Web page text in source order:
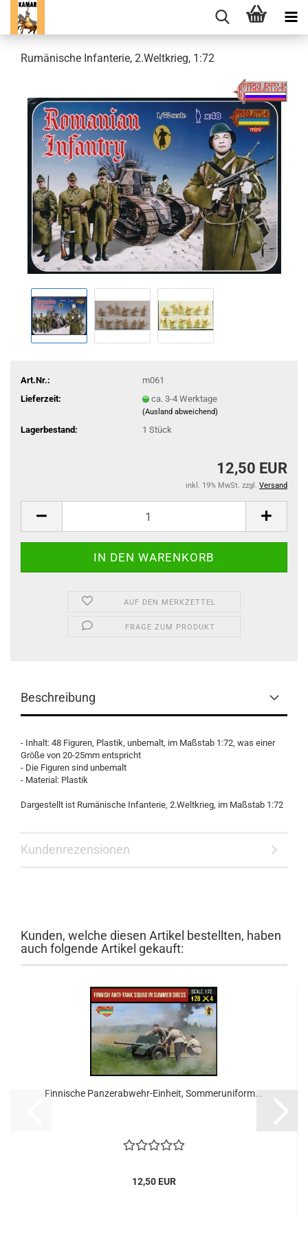
Rumänische Infanterie, 2.Weltkrieg, 1:72
Art.Nr.:
m061
Lieferzeit:
ca. 3-4 Werktage
(Ausland abweichend)
Lagerbestand: 1 Stück
12,50 EUR
inkl. 19% MwSt. zzgl. Versand
AUF DEN MERKZETTEL
FRAGE ZUM PRODUKT
Beschreibung
- Inhalt: 48 Figuren, Plastik, unbemalt, im Maßstab 1:72, was einer
Größe von 20-25mm entspricht
- Die Figuren sind unbemalt
- Material: Plastik
Dargestellt ist Rumänische Infanterie, 2.Weltkrieg, im Maßstab 1:72
Kundenrezensionen
Kunden, welche diesen Artikel bestellten, haben
auch folgende Artikel gekauft:
Finnische Panzerabwehr-Einheit, Sommeruniform...
12,50 EUR